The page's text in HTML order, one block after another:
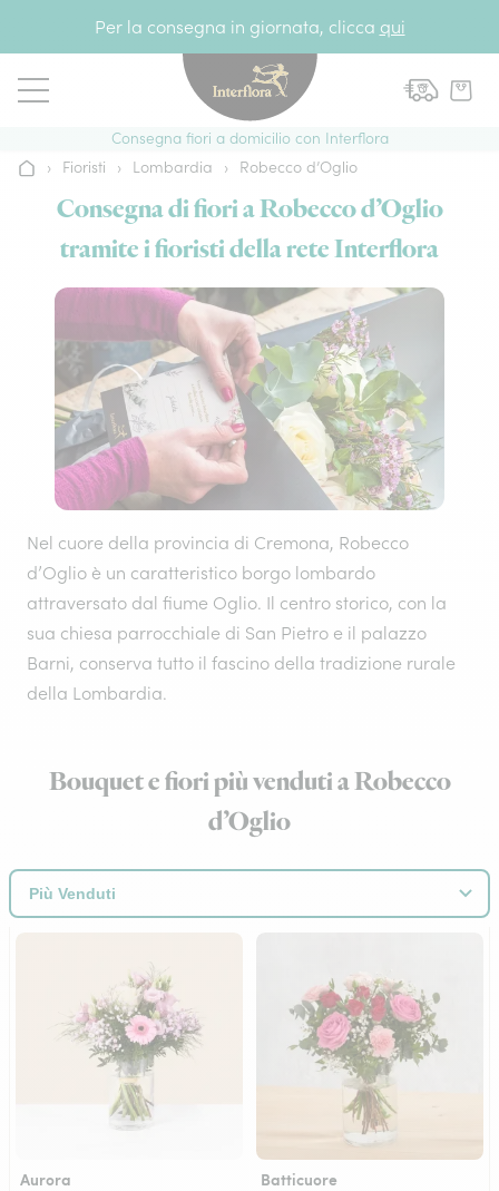
Per la consegna in giornata, clicca qui
Consegna fiori a domicilio con Interflora
Home› Fioristi › Lombardia › Robecco d’Oglio
Consegna di fiori a Robecco d’Oglio
tramite i fioristi della rete Interflora
Nel cuore della provincia di Cremona, Robecco
d’Oglio è un caratteristico borgo lombardo
attraversato dal fiume Oglio. Il centro storico, con la
sua chiesa parrocchiale di San Pietro e il palazzo
Barni, conserva tutto il fascino della tradizione rurale
della Lombardia.
Bouquet e fiori più venduti a Robecco
d’Oglio
Aurora Batticuore